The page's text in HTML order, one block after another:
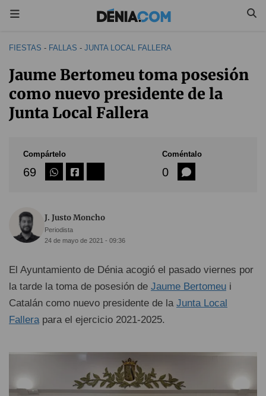
FIESTAS - FALLAS - JUNTA LOCAL FALLERA
Jaume Bertomeu toma posesión
como nuevo presidente de la
Junta Local Fallera
Compártelo
69
Coméntalo
0
J. Justo Moncho
Periodista
24 de mayo de 2021 - 09:36
El Ayuntamiento de Dénia acogió el pasado viernes por
la tarde la toma de posesión de Jaume Bertomeu i
Catalán como nuevo presidente de la Junta Local
Fallerapara el ejercicio 2021-2025.